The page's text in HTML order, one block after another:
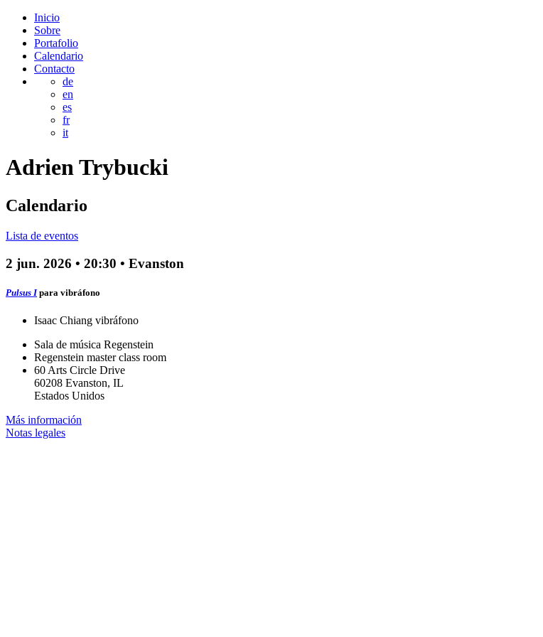
Inicio
Sobre
Portafolio
Calendario
Contacto
de
en
es
fr
it
AdrienTrybucki
Calendario
Lista de eventos
2 jun. 2026 • 20:30 • Evanston
Pulsus I para vibráfono
Isaac Chiang vibráfono
Sala de música Regenstein
Regenstein master class room
60 Arts Circle Drive
60208 Evanston, IL
Estados Unidos
Más información
Notas legales